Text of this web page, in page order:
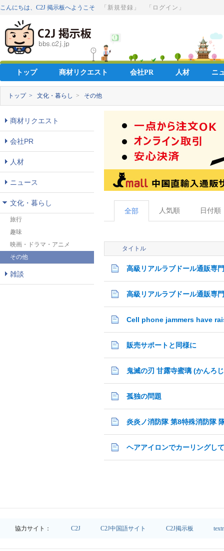
こんにちは、C2J 掲示板へようこそ 「新規登録」 「ログイン」
トップ 商材リクエスト 会社PR 人材 ニ
トップ > 文化・暮らし > その他
商材リクエスト
会社PR
人材
ニュース
文化・暮らし
旅行
趣味
映画・ドラマ・アニメ
その他
雑談
全部 人気順 日付順
タイトル
高級リアルラブドール通販専
高級リアルラブドール通販専
販売サポートと同様に
鬼滅の刃 甘露寺蜜璃 (かんろ
孤独の問題
炎炎ノ消防隊 第8特殊消防隊
ヘアアイロンでカーリングし
協力サイト： C2J C2J中国語サイト C2J掲示板